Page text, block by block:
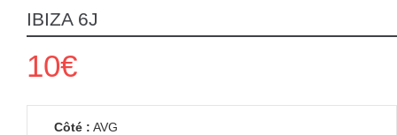
IBIZA 6J
10€
Côté : AVG